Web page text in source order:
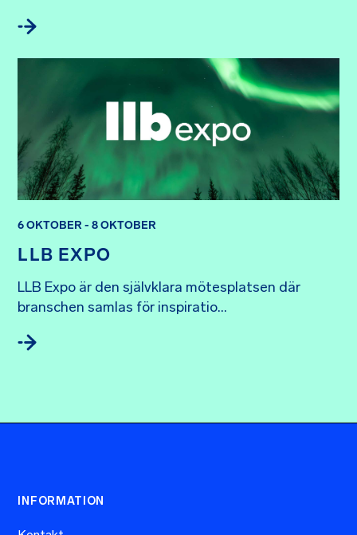
LLB EXPO
6 OKTOBER - 8 OKTOBER
LLB Expo är den självklara mötesplatsen där
branschen samlas för inspiratio...
INFORMATION